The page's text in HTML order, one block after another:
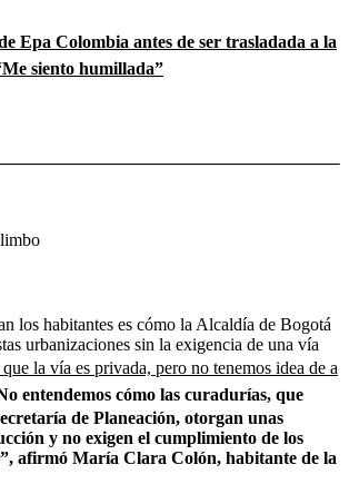
Epa Colombia antes de ser trasladada a la
siento humillada”
los habitantes es cómo la Alcaldía de Bogotá
urbanizaciones sin la exigencia de una vía
la vía es privada, pero no tenemos idea de a
entendemos cómo las curadurías, que
de Planeación, otorgan unas
y no exigen el cumplimiento de los
afirmó María Clara Colón, habitante de la